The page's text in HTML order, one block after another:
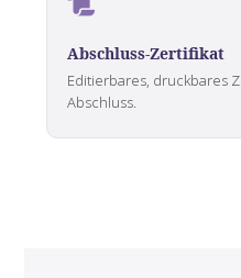
Abschluss-Zertifikat
Editierbares, druckbares
Abschluss.